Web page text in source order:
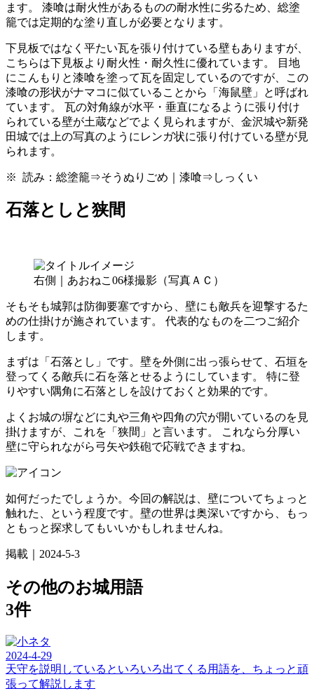
ます。 漆喰は耐火性があるものの耐水性に劣るため、総塗
籠では定期的な塗り直しが必要となります。
下見板ではなく平たい瓦を張り付けている壁もありますが、
こちらは下見板より耐火性・耐久性に優れています。 目地
にこんもりと漆喰を塗って瓦を固定しているのですが、この
漆喰の形状がナマコに似ていることから「海鼠壁」と呼ばれ
ています。 瓦の対角線が水平・垂直になるように張り付け
られている壁が土蔵などでよく見られますが、金沢城や新発
田城では上の写真のようにレンガ状に張り付けている壁が見
られます。
※ 読み：総塗籠⇒そうぬりごめ｜漆喰⇒しっくい
石落としと狭間
右側｜あおねこ06様撮影（写真ＡＣ）
そもそも城郭は防御要塞ですから、壁にも敵兵を迎撃するた
めの仕掛けが施されています。 代表的なものを二つご紹介
します。
まずは「石落とし」です。壁を外側に出っ張らせて、石垣を
登ってくる敵兵に石を落とせるようにしています。 特に登
りやすい隅角に石落としを設けておくと効果的です。
よくお城の塀などに丸や三角や四角の穴が開いているのを見
掛けますが、これを「狭間」と言います。 これなら分厚い
壁に守られながら弓矢や鉄砲で応戦できますね。
如何だったでしょうか。今回の解説は、壁についてちょっと
触れた、という程度です。壁の世界は奥深いですから、もっ
ともっと探求してもいいかもしれませんね。
掲載｜2024-5-3
その他のお城用語
3件
2024-4-29
天守を説明しているといろいろ出てくる用語を、ちょっと頑
張って解説します